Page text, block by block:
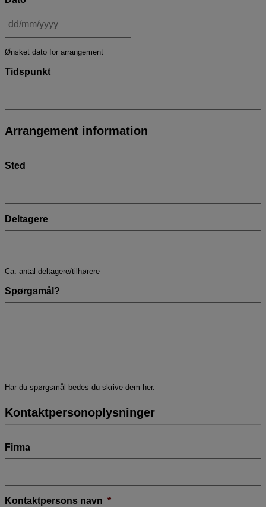
slash
slash
YYYY
Ønsket dato for arrangement
Tidspunkt
Arrangement information
Sted
Deltagere
Ca. antal deltagere/tilhørere
Spørgsmål?
Har du spørgsmål bedes du skrive dem her.
Kontaktpersonoplysninger
Firma
Kontaktpersons navn *